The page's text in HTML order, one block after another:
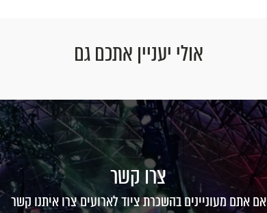
אולי יעניין אתכם גם
צרו קשר
אם אתם מעוניינים בהשכרת ציוד לארועים צרו איתנו קשר